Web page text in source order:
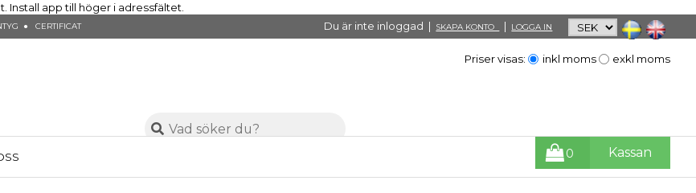
Install app till höger i adressfältet.
● CERTIFICAT Du är inte inloggad | SKAPA KONTO | LOGGA IN
Priser visas: inkl moms exkl moms
0 Kassan